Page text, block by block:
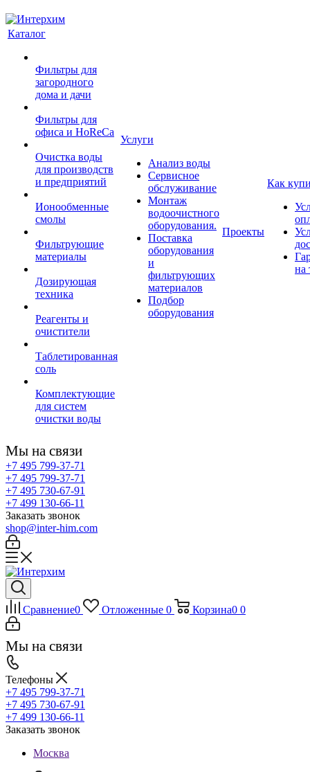
Каталог
Фильтры для
загородного
дома и дачи
Фильтры для
офиса и HoReCa
Очистка воды
для производств
и предприятий
Ионообменные
смолы
Фильтрующие
материалы
Дозирующая
техника
Реагенты и
очистители
Таблетированная
соль
Комплектующие
для систем
очистки воды
Услуги
Анализ воды
Сервисное
обслуживание
Монтаж
водоочистного
оборудования.
Поставка
оборудования
и
фильтрующих
материалов
Подбор
оборудования
Проекты
Как
на
Мы на связи
+7 495 799-37-71
+7 495 799-37-71
+7 495 730-67-91
+7 499 130-66-11
Заказать звонок
shop@inter-him.com
Сравнение0 Отложенные 0 Корзина0 0
Мы на связи
Телефоны
+7 495 799-37-71
+7 495 730-67-91
+7 499 130-66-11
Заказать звонок
Москва